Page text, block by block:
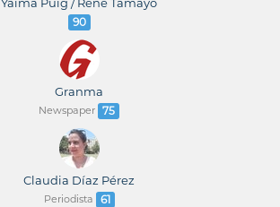
90
Granma
Newspaper 75
Claudia Díaz Pérez
Periodista 61